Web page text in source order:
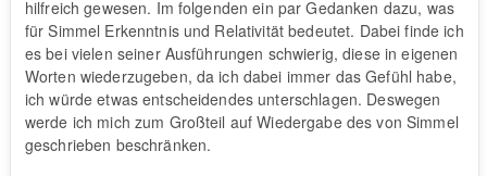
hilfreich gewesen. Im folgenden ein par Gedanken dazu, was
für Simmel Erkenntnis und Relativität bedeutet. Dabei finde ich
es bei vielen seiner Ausführungen schwierig, diese in eigenen
Worten wiederzugeben, da ich dabei immer das Gefühl habe,
ich würde etwas entscheidendes unterschlagen. Deswegen
werde ich mich zum Großteil auf Wiedergabe des von Simmel
geschrieben beschränken.